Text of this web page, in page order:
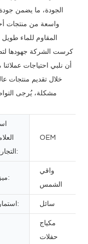
الجودة، ما يضمن
واسعة من منتجات
المقاوم للماء
كرست الشركة جهودها
أن نلبي احتياجات
خلال تقديم منتجات
مشكلة، يُرجى
التجارية:
OEM
ميزة:
واقي
الشمس
استمارة: سائل
مكياج
حفلات